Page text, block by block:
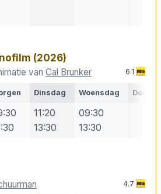
(2026)
van Cal Brunker 6.1
Dinsdag Woensdag
11:20
13:30
09:30
13:30
4.7